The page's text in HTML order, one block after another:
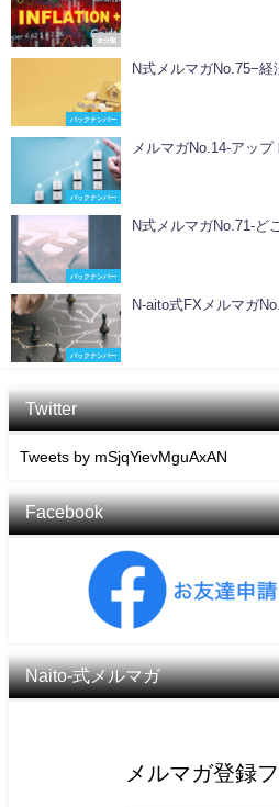
未分類
バックナンバー
N式メルマガNo.75−
バックナンバー
メルマガNo.14-アッ
バックナンバー
N式メルマガNo.71-ど
バックナンバー
N-aito式FXメルマガ
Twitter
Tweets by mSjqYievMguAxAN
Facebook
Naito-式メルマガ
メルマガ登録